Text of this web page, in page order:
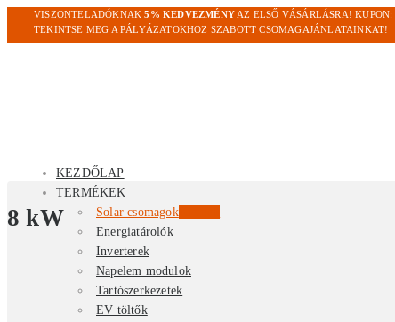
VISZONTELADÓKNAK5% KEDVEZMÉNY AZ ELSŐ VÁSÁRLÁSRA! KUPON:
TEKINTSE MEG A PÁLYÁZATOKHOZ SZABOTT CSOMAGAJÁNLATAINKAT!
KEZDŐLAP
TERMÉKEK
Solar csomagokKiemelt
Energiatárolók
Inverterek
Napelem modulok
Tartószerkezetek
EV töltők
8 kW